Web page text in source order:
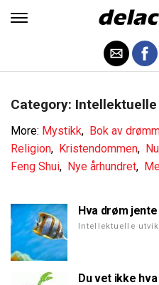
Category:
More: Mystikk, Bok av
Religion, Kristendommen,
Feng Shui, Nye århundret,
Hva drøm
Intellektuelle
Du vet ikke